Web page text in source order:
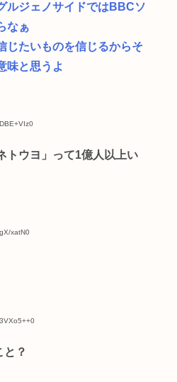
ルジェノサイドではBBCソ
なぁ
じたいものを信じるからそ
味と思うよ
トウヨ」って1億人以上い
xatN0
と？